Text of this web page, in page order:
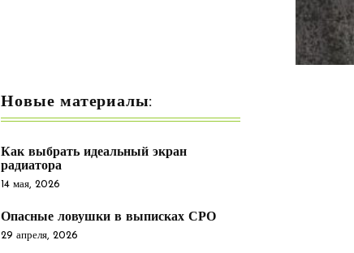
Новые материалы:
Как выбрать идеальный экран
радиатора
14 мая, 2026
Опасные ловушки в выписках СРО
29 апреля, 2026